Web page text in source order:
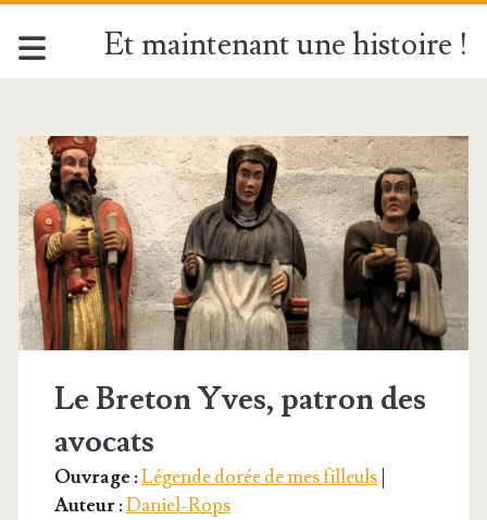
Et maintenant une histoire !
Étiquette :
<span>Saint
Yves</span>
Le Breton Yves, patron des
avocats
Ouvrage :Légende dorée de mes filleuls|
Auteur :Daniel-Rops